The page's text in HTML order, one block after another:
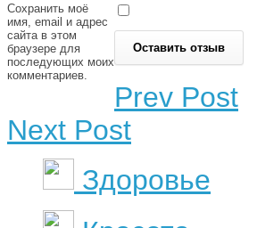
Сохранить моё
имя, email и адрес
сайта в этом
браузере для
последующих моих
комментариев.
Prev Post
Next Post
Здоровье